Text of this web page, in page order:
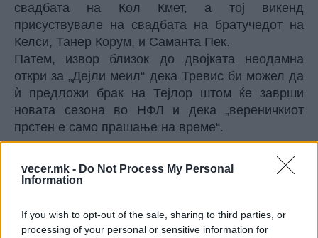
vecer.mk - Do Not Process My Personal
Information
If you wish to opt-out of the sale, sharing to third parties, or
processing of your personal or sensitive information for
свадбата на Кол Кмет, а тој викенд
присуствувале на свадбата на братучедот на
Келси, Танер Корум, и Саманта Пек.
Патем, извор близок до двојката неодамна
откри за „Дејли меил“ дека Тревис би можел да
ѝ предложи брак на Тејлор штом ќе заврши
новата сезона во НФЛ и дека „вереничкиот
прстен е само прашање на време“.
милиони евра